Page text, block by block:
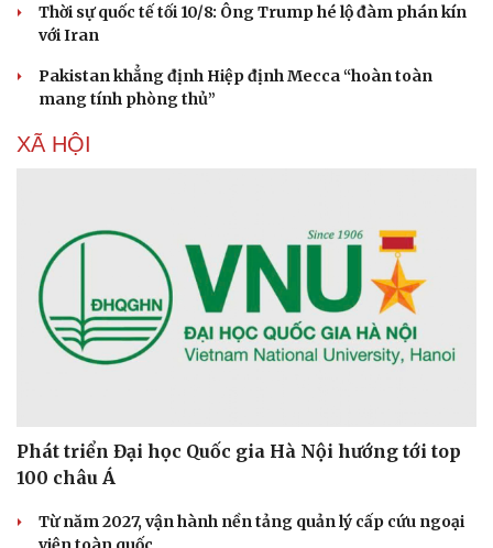
Thời sự quốc tế tối 10/8: Ông Trump hé lộ đàm phán kín
với Iran
Pakistan khẳng định Hiệp định Mecca “hoàn toàn
mang tính phòng thủ”
XÃ HỘI
Phát triển Đại học Quốc gia Hà Nội hướng tới top
100 châu Á
Từ năm 2027, vận hành nền tảng quản lý cấp cứu ngoại